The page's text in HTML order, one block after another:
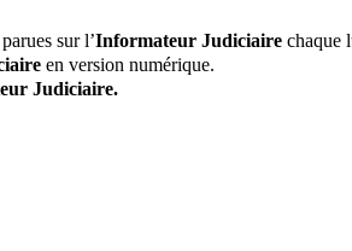
sur l’Informateur Judiciaire chaque
en version numérique.
Judiciaire.